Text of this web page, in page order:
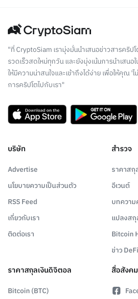
"ที่ CryptoSiam เรามุ่งมั่นนำเสนอข่าวสารคริป
รวดเร็วสดใหม่ทุกวัน และยังมุ่งเน้นการนำเสนอ
ให้มีความน่าสนใจและเข้าถึงได้ง่าย เพื่อให้คุณ '
การคริปโตไปกับเรา"
บริษัท
Advertise
นโยบายความเป็นส่วนตัว
RSS Feed
เกี่ยวกับเรา
ติดต่อเรา
สำรวจ
ราคาสกุ
อีเวนต์
บทควา
แปลงสกุ
Bitcoin
ข่าว DeFi
ราคาสกุลเงินดิจิตอล
Bitcoin (BTC)
สื่อสังคม